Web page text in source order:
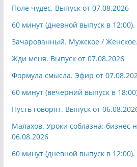
Поле чудес. Выпуск от 07.08.2026
60 минут (дневной выпуск в
Зачарованный. Мужское /
Жди меня. Выпуск от 07.08.2026
Формула смысла. Эфир от
60 минут (вечерний выпуск в
Пусть говорят. Выпуск от
Малахов. Уроки соблазна: бизнес
06.08.2026
60 минут (дневной выпуск в